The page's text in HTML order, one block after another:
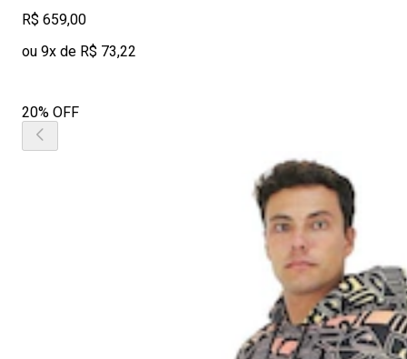
R$ 659,00
ou 9x de R$ 73,22
20% OFF